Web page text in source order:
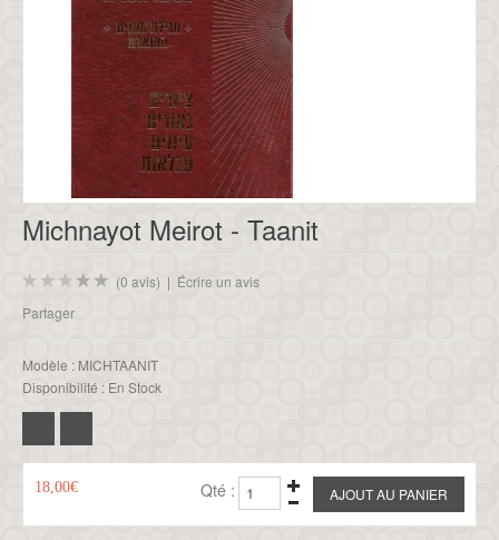
Michnayot Meirot - Taanit
(0 avis) | Écrire un avis
Partager
Modèle : MICHTAANIT
Disponibilité : En Stock
18,00€ Qté :